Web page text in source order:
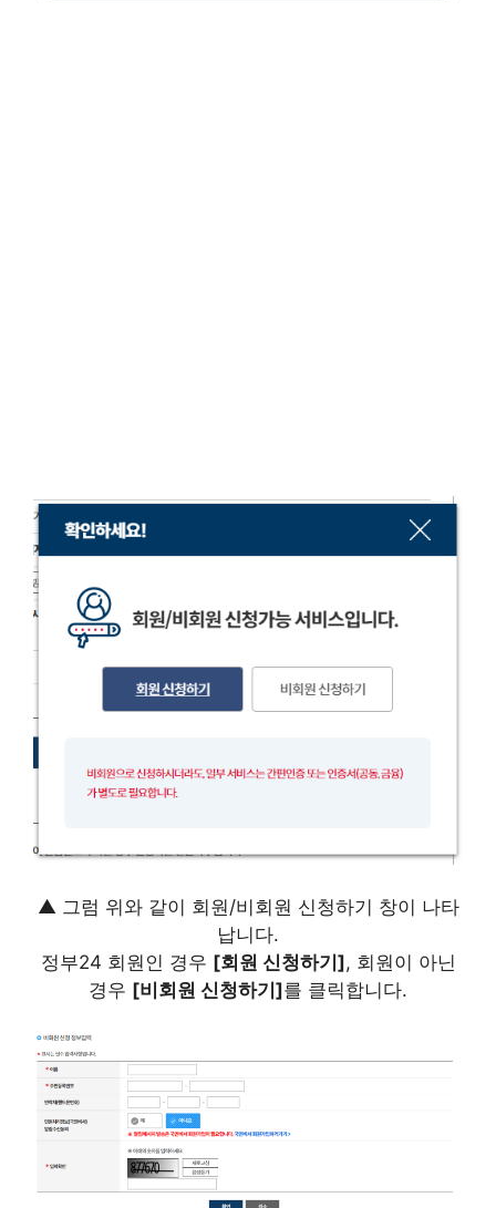
▲ 그럼 위와 같이 회원/비회원 신청하기 창이 나타
납니다.
정부24 회원인 경우 [회원 신청하기], 회원이 아닌
경우 [비회원 신청하기]를 클릭합니다.